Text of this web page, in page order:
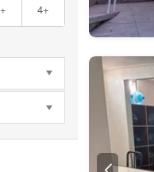
4+